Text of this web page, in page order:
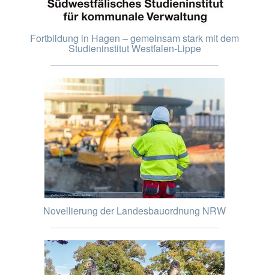
Fortbildung in Hagen – gemeinsam stark mit dem
Studieninstitut Westfalen-Lippe
Novellierung der Landesbauordnung NRW